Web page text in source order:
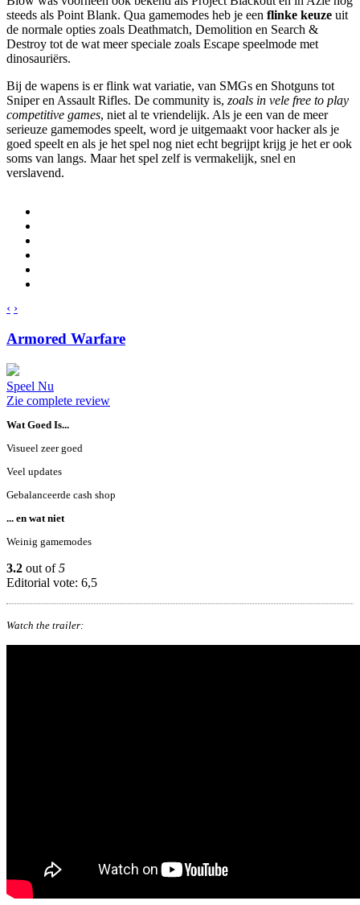
steeds als Point Blank. Qua gamemodes heb je een flinke keuze uit
de normale opties zoals Deathmatch, Demolition en Search &
Destroy tot de wat meer speciale zoals Escape speelmode met
dinosauriërs.
Bij de wapens is er flink wat variatie, van SMGs en Shotguns tot
Sniper en Assault Rifles. De community is, zoals in vele free to play
competitive games, niet al te vriendelijk. Als je een van de meer
serieuze gamemodes speelt, word je uitgemaakt voor hacker als je
goed speelt en als je het spel nog niet echt begrijpt krijg je het er ook
soms van langs. Maar het spel zelf is vermakelijk, snel en
verslavend.
‹ ›
Armored Warfare
Speel Nu
Zie complete review
Wat Goed Is...
Visueel zeer goed
Veel updates
Gebalanceerde cash shop
... en wat niet
Weinig gamemodes
3.2 out of5
Editorial vote: 6,5
Watch the trailer: